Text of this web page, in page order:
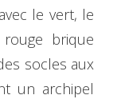
le vert, le
brique
socles aux
un archipel